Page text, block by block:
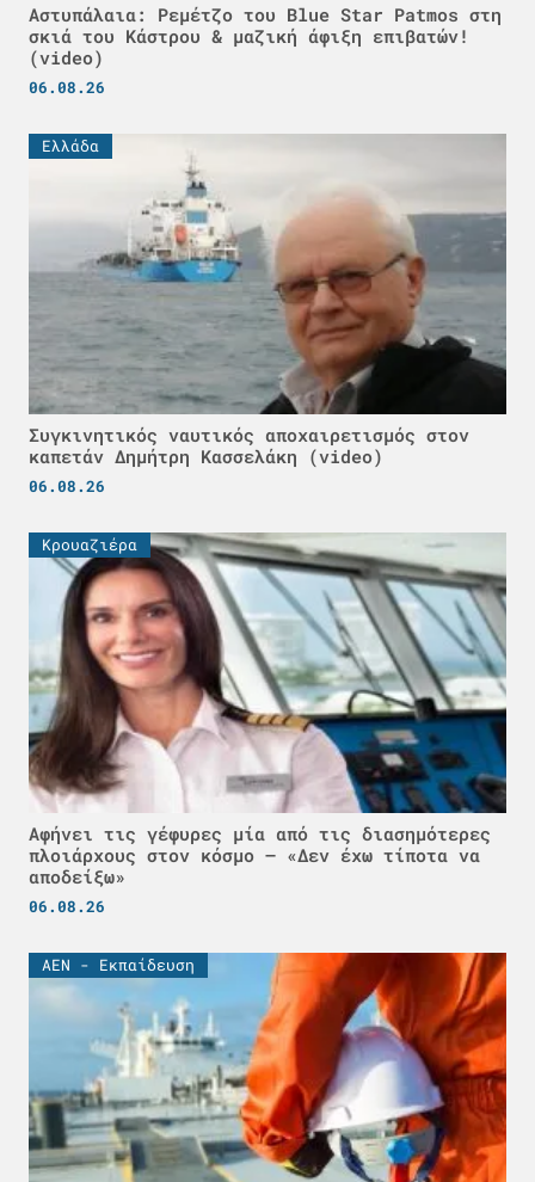
Αστυπάλαια: Ρεμέτζο του Blue Star Patmos στη
σκιά του Κάστρου & μαζική άφιξη επιβατών!
(video)
06.08.26
Ελλάδα
Συγκινητικός ναυτικός αποχαιρετισμός στον
καπετάν Δημήτρη Κασσελάκη (video)
06.08.26
Κρουαζιέρα
Αφήνει τις γέφυρες μία από τις διασημότερες
πλοιάρχους στον κόσμο – «Δεν έχω τίποτα να
αποδείξω»
06.08.26
ΑΕΝ - Εκπαίδευση